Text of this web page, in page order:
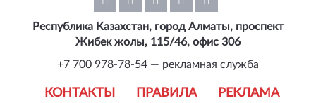
КОНТАКТЫ ПРАВИЛА РЕКЛАМА
Республика Казахстан, город Алматы, проспект
Жибек жолы, 115/46, офис 306
+7 700 978-78-54 — рекламная служба